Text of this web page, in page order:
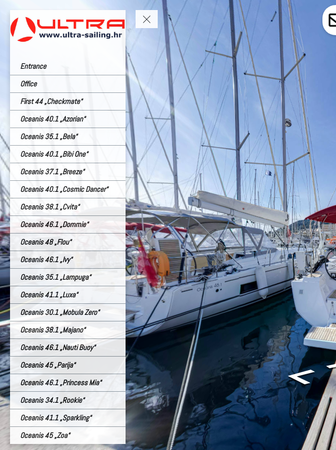
Entrance
Office
First 44 „Checkmate“
Oceanis 40.1 „Azorian“
Oceanis 35.1 „Bela“
Oceanis 40.1 „Bibi One“
Oceanis 37.1 „Breeze“
Oceanis 40.1 „Cosmic Dancer“
Oceanis 38.1 „Cvita“
Oceanis 46.1 „Dommie“
Oceanis 48 „Flou“
Oceanis 46.1 „Ivy“
Oceanis 35.1 „Lampuga“
Oceanis 41.1 „Luxa“
Oceanis 30.1 „Mobula Zero“
Oceanis 38.1 „Majano“
Oceanis 46.1 „Nauti Buoy“
Oceanis 45 „Parija“
Oceanis 46.1 „Princess Mia“
Oceanis 34.1 „Rookie“
Oceanis 41.1 „Sparkling“
Oceanis 45 „Zoa“